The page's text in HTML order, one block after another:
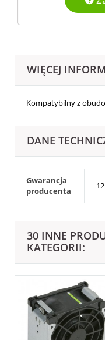
WIĘCEJ
Kompatybilny z
DANE
Gwarancja
producenta
30 INNE
KATEGORII: